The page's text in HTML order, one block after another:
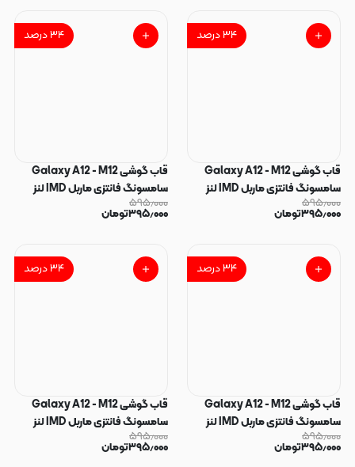
۳۴درصد
قاب گوشی Galaxy A12 - M12
سامسونگ فانتزی ماربل IMD لنز
نگین دار دور مات دکمه کرومی طرح
پاپیون کیوت کد 166149
۵۹۵٫۰۰۰
۳۹۵٫۰۰۰تومان
۳۴درصد
قاب گوشی Galaxy A12 - M12
سامسونگ فانتزی ماربل IMD لنز
نگین دار دور مات دکمه کرومی طرح
پاپیون کیوت کد 166148
۵۹۵٫۰۰۰
۳۹۵٫۰۰۰تومان
۳۴درصد
قاب گوشی Galaxy A12 - M12
سامسونگ فانتزی ماربل IMD لنز
نگین دار دور مات دکمه کرومی طرح
پاپیون کیوت کد 166147
۵۹۵٫۰۰۰
۳۹۵٫۰۰۰تومان
۳۴درصد
قاب گوشی Galaxy A12 - M12
سامسونگ فانتزی ماربل IMD لنز
نگین دار دور مات دکمه کرومی طرح
پاپیون کیوت کد 166146
۵۹۵٫۰۰۰
۳۹۵٫۰۰۰تومان